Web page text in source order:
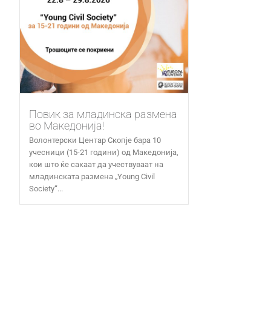
Повик за младинска размена
во Македонија!
Волонтерски Центар Скопје бара 10
учесници (15-21 години) од Македонија,
кои што ќе сакаат да учествуваат на
младинската размена „Young Civil
Society“...